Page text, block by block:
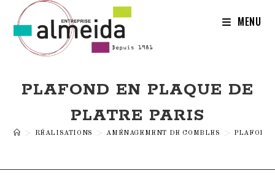
MENU
PLAFOND EN PLAQUE DE
PLATRE PARIS
> RÉALISATIONS > AMÉNAGEMENT DE COMBLES > PLAFOND